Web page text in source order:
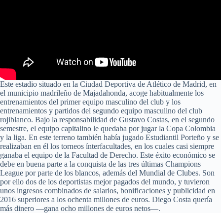
Este estadio situado en la Ciudad Deportiva de Atlético de Madrid, en
el municipio madrileño de Majadahonda, acoge habitualmente los
entrenamientos del primer equipo masculino del club y los
entrenamientos y partidos del segundo equipo masculino del club
rojiblanco. Bajo la responsabilidad de Gustavo Costas, en el segundo
semestre, el equipo capitalino le quedaba por jugar la Copa Colombia
y la liga. En este terreno también había jugado Estudiantil Porteño y se
realizaban en él los torneos ínterfacultades, en los cuales casi siempre
ganaba el equipo de la Facultad de Derecho. Este éxito económico se
debe en buena parte a la conquista de las tres últimas Champions
League por parte de los blancos, además del Mundial de Clubes. Son
por ello dos de los deportistas mejor pagados del mundo, y tuvieron
unos ingresos combinados de salarios, bonificaciones y publicidad en
2016 superiores a los ochenta millones de euros. Diego Costa quería
más dinero —gana ocho millones de euros netos—.